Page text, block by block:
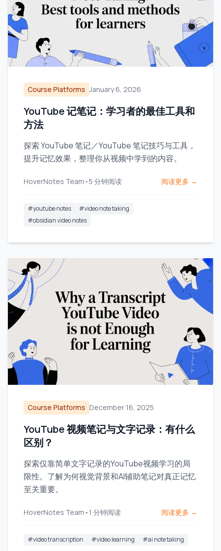
Course Platforms January 6, 2026
YouTube 记笔记：学习者的最佳工具和
方法
探索 YouTube 笔记／YouTube 笔记技巧与工具，
提升记忆效果，整理你从视频中学到的内容。
HoverNotes Team •5 分钟阅读 阅读更多 →
#youtube notes #video note taking
#obsidian video notes
Course Platforms December 16, 2025
YouTube 视频笔记与文字记录：有什么
区别？
探索仅靠简单文字记录的YouTube视频学习的局
限性。了解为何视觉背景和AI辅助笔记对真正记忆
至关重要。
HoverNotes Team • 1 分钟阅读 阅读更多 →
#video transcription #video learning #ai note taking